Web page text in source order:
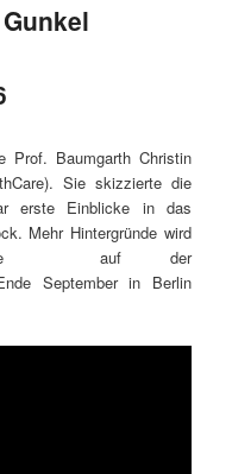
Prof. Baumgarth Christin
Sie skizzierte die
erste Einblicke in das
Mehr Hintergründe wird
auf der
September in Berlin